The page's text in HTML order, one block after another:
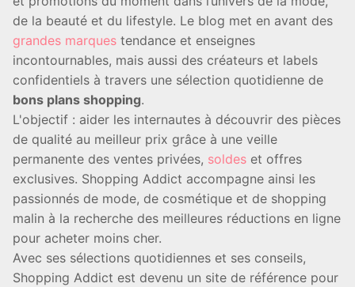
de la beauté et du lifestyle. Le blog met en avant des
grandes marques tendance et enseignes
incontournables, mais aussi des créateurs et labels
confidentiels à travers une sélection quotidienne de
bons plans shopping.
L'objectif : aider les internautes à découvrir des pièces
de qualité au meilleur prix grâce à une veille
permanente des ventes privées, soldes et offres
exclusives. Shopping Addict accompagne ainsi les
passionnés de mode, de cosmétique et de shopping
malin à la recherche des meilleures réductions en ligne
pour acheter moins cher.
Avec ses sélections quotidiennes et ses conseils,
Shopping Addict est devenu un site de référence pour